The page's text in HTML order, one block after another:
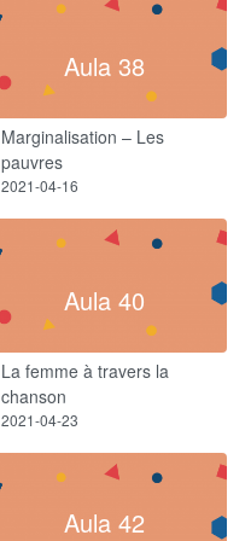
Aula 38
Marginalisation – Les
pauvres
2021-04-16
Aula 40
La femme à travers la
chanson
2021-04-23
Aula 42